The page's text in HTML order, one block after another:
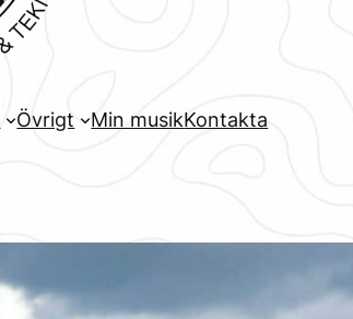
Övrigt Min musikKontakta